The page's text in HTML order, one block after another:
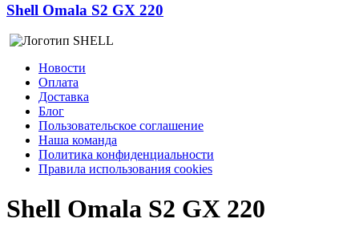
Shell Omala S2 GX 220
Новости
Оплата
Доставка
Блог
Пользовательское соглашение
Наша команда
Политика конфиденциальности
Правила использования cookies
Shell Omala S2 GX 220